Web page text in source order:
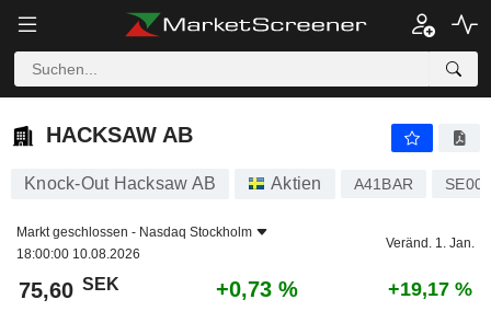
HACKSAW AB
HACKSAW AB
Knock-Out Hacksaw AB Aktien A41BAR
Markt geschlossen - Nasdaq Stockholm
18:00:00 10.08.2026
Veränd. 1. Jan.
75,60 SEK +0,73 % +19,17 %